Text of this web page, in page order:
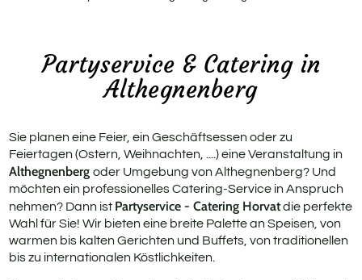
Partyservice & Catering in
Althegnenberg
Sie planen eine Feier, ein Geschäftsessen oder zu
Feiertagen (Ostern, Weihnachten, ....) eine Veranstaltung in
Althegnenbergoder Umgebung von Althegnenberg? Und
möchten ein professionelles Catering-Service in Anspruch
nehmen? Dann ist Partyservice - Catering Horvatdie perfekte
Wahl für Sie! Wir bieten eine breite Palette an Speisen, von
warmen bis kalten Gerichten und Buffets, von traditionellen
bis zu internationalen Köstlichkeiten.